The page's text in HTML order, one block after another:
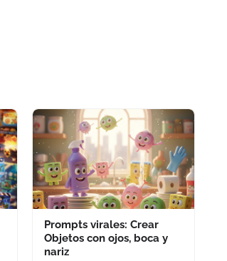
Prompts virales: Crear
Objetos con ojos, boca y
nariz